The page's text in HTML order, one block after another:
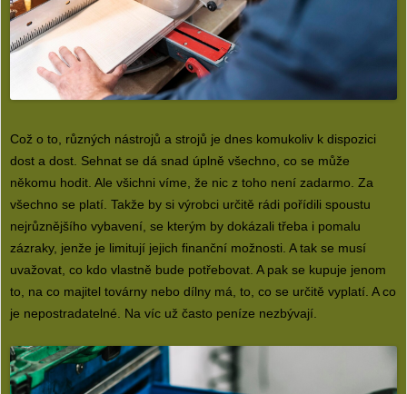
Což o to, různých nástrojů a strojů je dnes komukoliv k dispozici
dost a dost. Sehnat se dá snad úplně všechno, co se může
někomu hodit. Ale všichni víme, že nic z toho není zadarmo. Za
všechno se platí. Takže by si výrobci určitě rádi pořídili spoustu
nejrůznějšího vybavení, se kterým by dokázali třeba i pomalu
zázraky, jenže je limitují jejich finanční možnosti. A tak se musí
uvažovat, co kdo vlastně bude potřebovat. A pak se kupuje jenom
to, na co majitel továrny nebo dílny má, to, co se určitě vyplatí. A co
je nepostradatelné. Na víc už často peníze nezbývají.